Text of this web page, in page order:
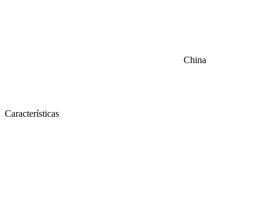
China
Características